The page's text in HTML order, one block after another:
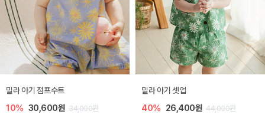
토닉 아기 민소매 티셔츠
20% 11,200원 14,000원
베티 니트 아기 민소매 티셔츠
10% 24,300원 27,000원